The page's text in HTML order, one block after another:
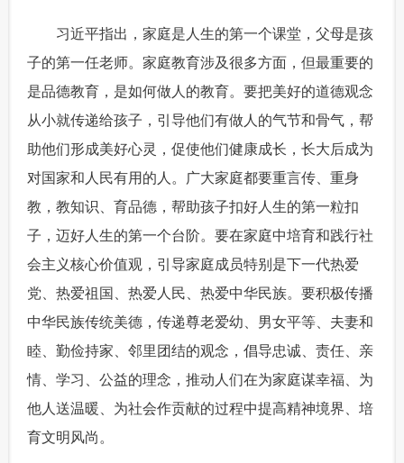
习近平指出，家庭是人生的第一个课堂，父母是孩
子的第一任老师。家庭教育涉及很多方面，但最重要的
是品德教育，是如何做人的教育。要把美好的道德观念
从小就传递给孩子，引导他们有做人的气节和骨气，帮
助他们形成美好心灵，促使他们健康成长，长大后成为
对国家和人民有用的人。广大家庭都要重言传、重身
教，教知识、育品德，帮助孩子扣好人生的第一粒扣
子，迈好人生的第一个台阶。要在家庭中培育和践行社
会主义核心价值观，引导家庭成员特别是下一代热爱
党、热爱祖国、热爱人民、热爱中华民族。要积极传播
中华民族传统美德，传递尊老爱幼、男女平等、夫妻和
睦、勤俭持家、邻里团结的观念，倡导忠诚、责任、亲
情、学习、公益的理念，推动人们在为家庭谋幸福、为
他人送温暖、为社会作贡献的过程中提高精神境界、培
育文明风尚。